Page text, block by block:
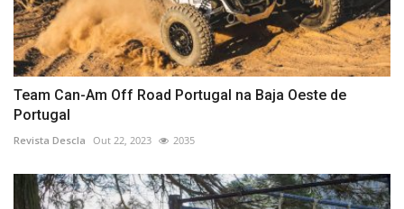
Team Can-Am Off Road Portugal na Baja Oeste de
Portugal
Revista Descla Out 22, 2023 2035